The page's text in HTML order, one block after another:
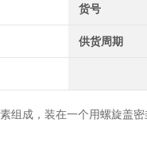
货号
供货周期
组成，装在一个用螺旋盖